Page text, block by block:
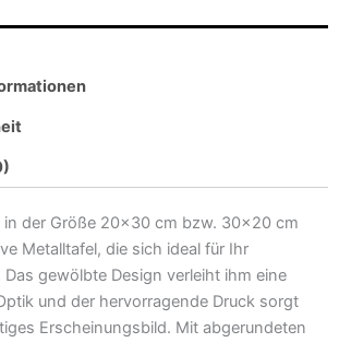
in der Größe 20×30 cm bzw. 30×20 cm
Metalltafel, die sich ideal für Ihr
Das gewölbte Design verleiht ihm eine
und der hervorragende Druck sorgt
Erscheinungsbild. Mit abgerundeten